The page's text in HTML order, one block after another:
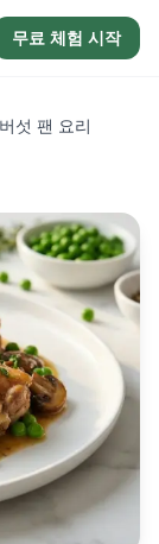
무료 체험 시작
섯 팬 요리